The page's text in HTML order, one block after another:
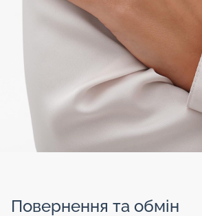
Повернення та обмін